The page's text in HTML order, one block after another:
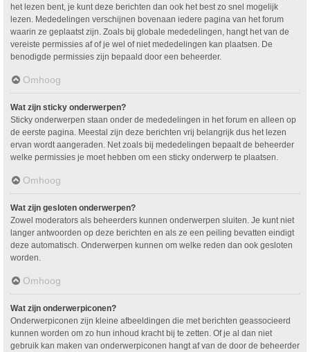
het lezen bent, je kunt deze berichten dan ook het best zo snel mogelijk
lezen. Mededelingen verschijnen bovenaan iedere pagina van het forum
waarin ze geplaatst zijn. Zoals bij globale mededelingen, hangt het van de
vereiste permissies af of je wel of niet mededelingen kan plaatsen. De
benodigde permissies zijn bepaald door een beheerder.
Omhoog
Wat zijn sticky onderwerpen?
Sticky onderwerpen staan onder de mededelingen in het forum en alleen op
de eerste pagina. Meestal zijn deze berichten vrij belangrijk dus het lezen
ervan wordt aangeraden. Net zoals bij mededelingen bepaalt de beheerder
welke permissies je moet hebben om een sticky onderwerp te plaatsen.
Omhoog
Wat zijn gesloten onderwerpen?
Zowel moderators als beheerders kunnen onderwerpen sluiten. Je kunt niet
langer antwoorden op deze berichten en als ze een peiling bevatten eindigt
deze automatisch. Onderwerpen kunnen om welke reden dan ook gesloten
worden.
Omhoog
Wat zijn onderwerpiconen?
Onderwerpiconen zijn kleine afbeeldingen die met berichten geassocieerd
kunnen worden om zo hun inhoud kracht bij te zetten. Of je al dan niet
gebruik kan maken van onderwerpiconen hangt af van de door de beheerder